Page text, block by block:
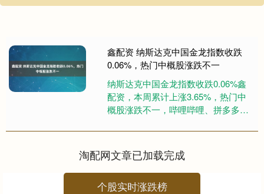
鑫配资 纳斯达克中国金龙指数收跌
0.06%，热门中概股涨跌不一
纳斯达克中国金龙指数收跌0.06%鑫
配资，本周累计上涨3.65%，热门中
概股涨跌不一，哔哩哔哩、拼多多、
超2%。....
淘配网文章已加载完成
个股实时涨跌榜